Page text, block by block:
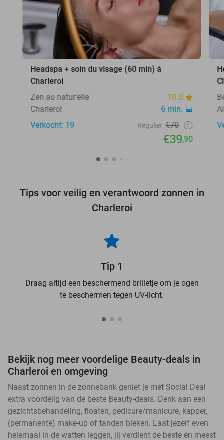
Headspa + soin du visage (60 min) à
Charleroi
Zen au natur'elle
10.0
Charleroi
6 min.
Verkocht: 19
Regulier €70
€39,90
Tips voor veilig en verantwoord zonnen in
Charleroi
Tip 1
Draag altijd een beschermend brilletje om je ogen
te beschermen tegen UV-licht.
Bekijk nog meer voordelige Beauty-deals in
Charleroi en omgeving
Naast zonnen in de zonnebank geniet je met Social Deal
extra voordelig van de beste Beauty-deals. Denk aan een
gezichtsbehandeling, floaten, pedicure/manicure, kapper,
(permanente) make-up of tanden bleken. Laat jezelf even
helemaal in de watten leggen, jij verdient de beste én meest